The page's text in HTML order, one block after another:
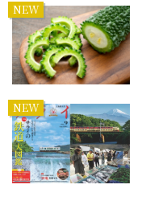
NEW
NEW